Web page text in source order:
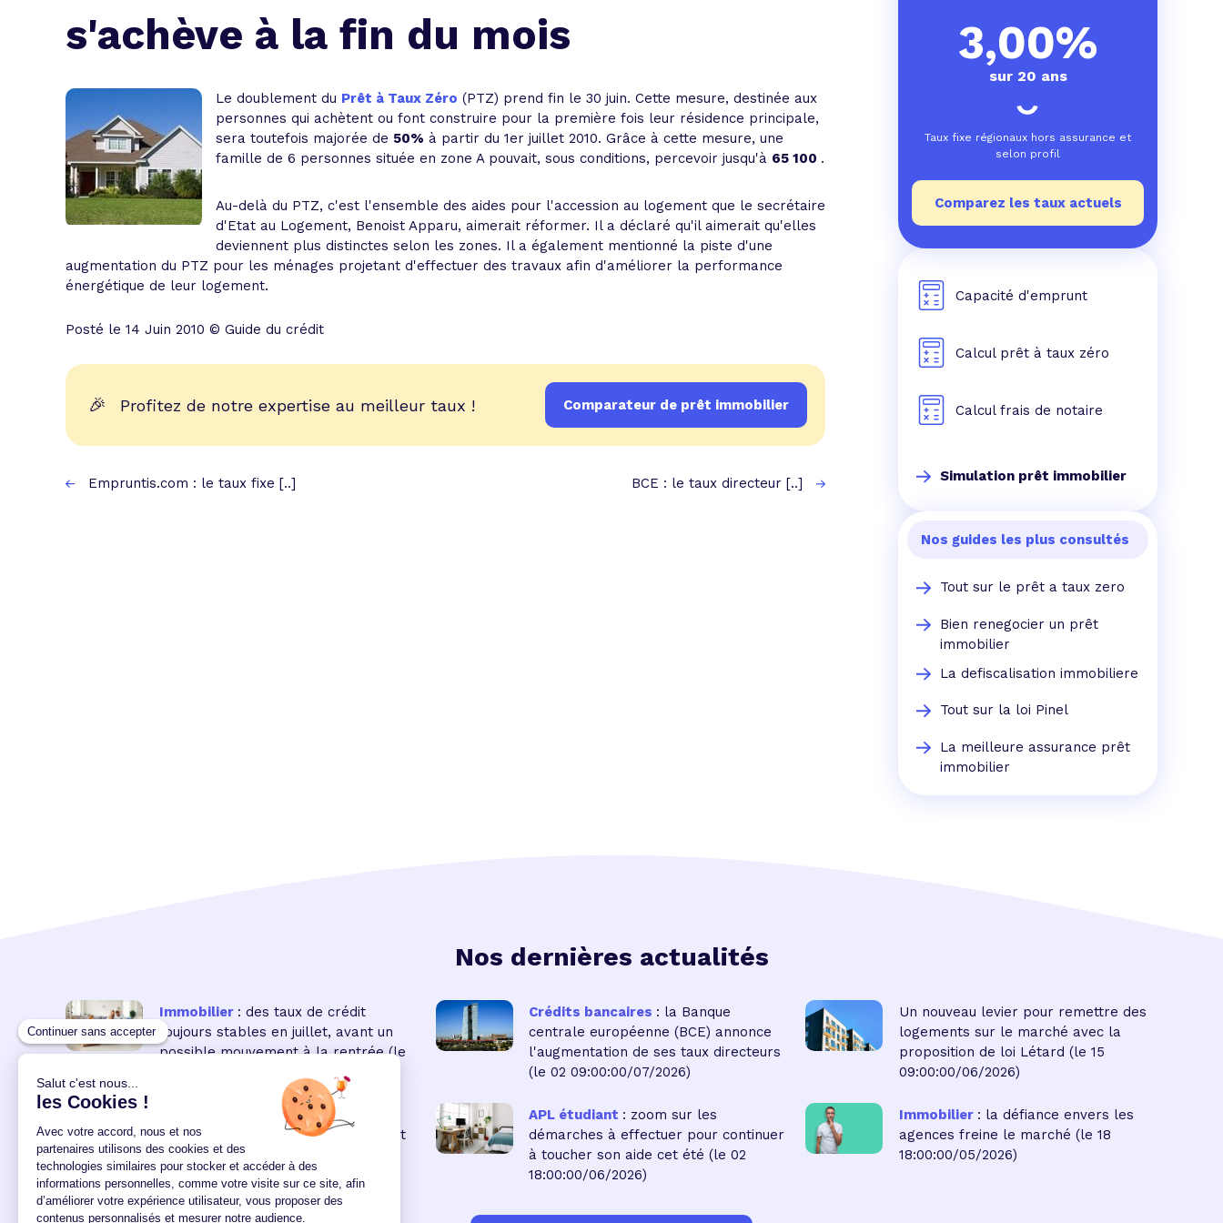
Tous les outils prêt immobilier
Profitez de notre expertise au meilleur taux !
Trouvez votre prêt conso au meilleur taux !
Bénéficiez de notre expertise en regroupement de crédits
s'achève à la fin du mois
Le doublement du Prêt à Taux Zéro (PTZ) prend fin le 30 juin. Cette mesure, destinée aux
personnes qui achètent ou font construire pour la première fois leur résidence principale,
sera toutefois majorée de 50% à partir du 1er juillet 2010. Grâce à cette mesure, une
famille de 6 personnes située en zone A pouvait, sous conditions, percevoir jusqu'à 65 100  .
Au-delà du PTZ, c'est l'ensemble des aides pour l'accession au logement que le secrétaire
d'Etat au Logement, Benoist Apparu, aimerait réformer. Il a déclaré qu'il aimerait qu'elles
deviennent plus distinctes selon les zones. Il a également mentionné la piste d'une
augmentation du PTZ pour les ménages projetant d'effectuer des travaux afin d'améliorer la performance
énergétique de leur logement.
Posté le 14 Juin 2010 © Guide du crédit
🎉 Profitez de notre expertise au meilleur taux ! Comparateur de prêt immobilier
Empruntis.com : le taux fixe [..] BCE : le taux directeur [..]
3,00%
sur 20 ans
Taux fixe régionaux hors assurance et
selon profil
Comparez les taux actuels
Capacité d'emprunt
Calcul prêt à taux zéro
Calcul frais de notaire
Simulation prêt immobilier
Nos guides les plus consultés
Tout sur le prêt a taux zero
Bien renegocier un prêt
immobilier
La defiscalisation immobiliere
Tout sur la loi Pinel
La meilleure assurance prêt
immobilier
Nos dernières actualités
Immobilier : des taux de crédit
toujours stables en juillet, avant un
possible mouvement à la rentrée (le
Crédits bancaires : la Banque
centrale européenne (BCE) annonce
l'augmentation de ses taux directeurs
(le 02 09:00:00/07/2026)
Un nouveau levier pour remettre des
logements sur le marché avec la
proposition de loi Létard (le 15
09:00:00/06/2026)
: la remontée des
taux réduit encore le pouvoir d'achat
des acquéreurs
12:00:00/06/2026)
APL étudiant : zoom sur les
démarches à effectuer pour continuer
à toucher son aide cet été (le 02
18:00:00/06/2026)
Immobilier : la défiance envers les
agences freine le marché (le 18
18:00:00/05/2026)